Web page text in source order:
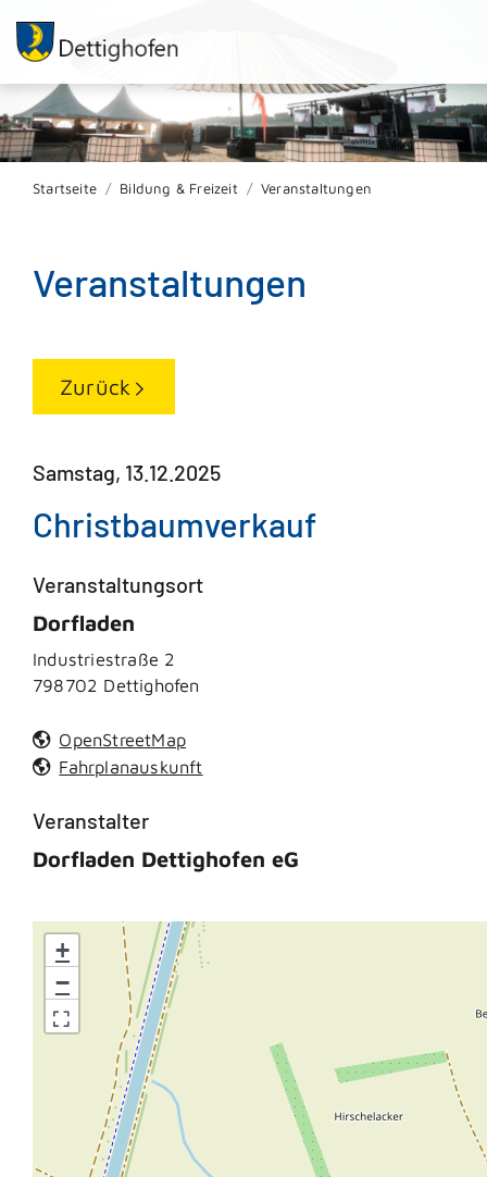
Startseite Bildung & Freizeit Veranstaltungen
Veranstaltungen
Zurück
Samstag, 13.12.2025
Christbaumverkauf
+
−
Veranstaltungsort
Dorfladen
Industriestraße 2
798702 Dettighofen
OpenStreetMap
Fahrplanauskunft
Veranstalter
Dorfladen Dettighofen eG